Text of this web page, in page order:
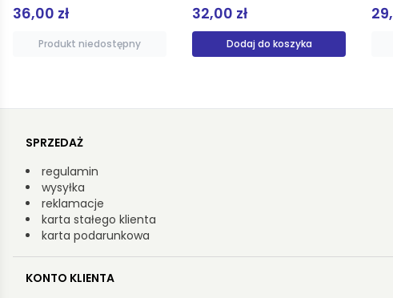
32,00 zł
Dodaj do koszyka
29,90 zł
Produkt niedostępny
SPRZEDAŻ
regulamin
wysyłka
reklamacje
karta stałego klienta
karta podarunkowa
KONTO KLIENTA